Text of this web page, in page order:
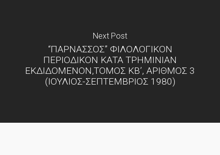
Next Post
“ΠΑΡΝΑΣΣΟΣ” ΦΙΛΟΛΟΓΙΚΟΝ
ΠΕΡΙΟΔΙΚΟΝ ΚΑΤΑ ΤΡΗΜΙΝΙΑΝ
ΕΚΔΙΔΟΜΕΝΟΝ,ΤΟΜΟΣ ΚΒ’, ΑΡΙΘΜΟΣ 3
(ΙΟΥΛΙΟΣ-ΣΕΠΤΕΜΒΡΙΟΣ 1980)